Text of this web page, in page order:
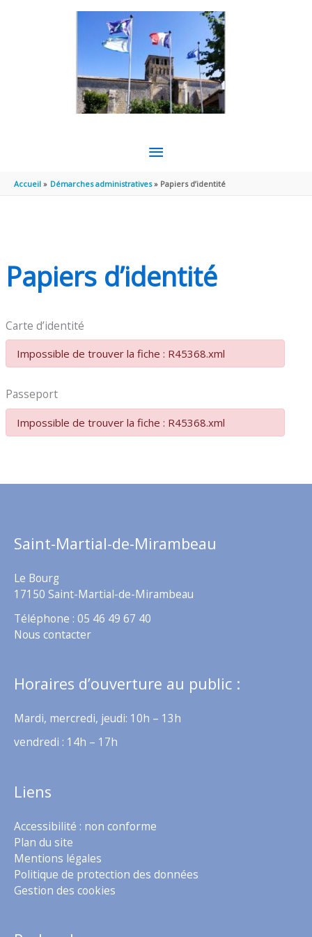
MENU
PRINCIPAL
Accueil Démarches administratives Papiers d’identité
Papiers d’identité
Carte d’identité
Impossible de trouver la fiche : R45368.xml
Passeport
Impossible de trouver la fiche : R45368.xml
Saint-Martial-de-Mirambeau
Le Bourg
17150 Saint-Martial-de-Mirambeau
Téléphone : 05 46 49 67 40
Nous contacter
Horaires d’ouverture au public :
Mardi, mercredi, jeudi: 10h – 13h
vendredi : 14h – 17h
Liens
Accessibilité : non conforme
Plan du site
Mentions légales
Politique de protection des données
Gestion des cookies